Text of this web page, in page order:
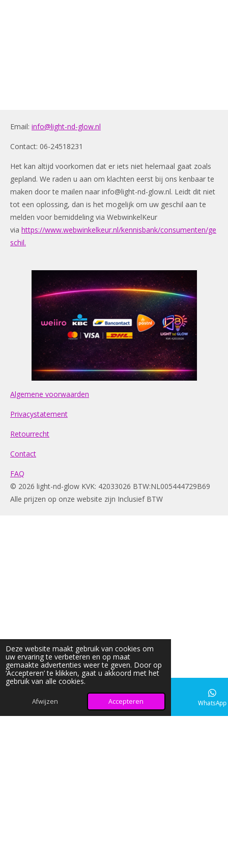
Deze website maakt gebruik van cookies om
uw ervaring te verbeteren en op maat
gemaakte advertenties weer te geven. Door op
‘Accepteren’ te klikken, gaat u akkoord met het
gebruik van alle cookies.
Afwijzen Accepteren
Email: info@light-nd-glow.nl
Contact: 06-24518231
Het kan altijd voorkomen dat er iets niet helemaal gaat zoals
gepland. We raden u aan om klachten eerst bij ons kenbaar te
maken door te mailen naar info@light-nd-glow.nl. Leidt dit niet
tot een oplossing, dan is het mogelijk om uw geschil aan te
melden voor bemiddeling via WebwinkelKeur
via https://www.webwinkelkeur.nl/kennisbank/consumenten/ge
schil.
Algemene voorwaarden
Privacystatement
Retourrecht
Contact
FAQ
© 2026 light-nd-glow KVK: 42033026 BTW:NL005444729B69
Alle prijzen op onze website zijn Inclusief BTW
E-mailadres Instagram WhatsApp